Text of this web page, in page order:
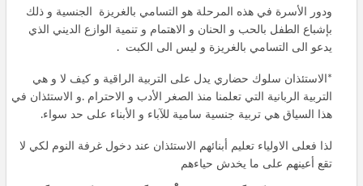
ودور الأسرة في هذه المرحلة هو التسامي بالغريزة الجنسية و ذلك
بإشباع الطفل بالحب و الحنان و الاهتمام و تنمية الوازع الديني الذي
يدعو الى التسامي بالغريزة و ليس الى الكبت .
*الاستئذان سلوك حضاري يدل على التربية الراقية و كيف لا و هي
التربية الربانية التي تعلمنا منذ الصغر الأدب و الاحترام .و الاستئذان في
هذا السياق هي تربية جنسية سامية للآباء و الأبناء على حد سواء.
لذا فعلى الاولياء تعليم أبنائهم الاستئذان عند دخول غرفة النوم لكي لا
تقع أعينهم على ما يخدش حياءهم